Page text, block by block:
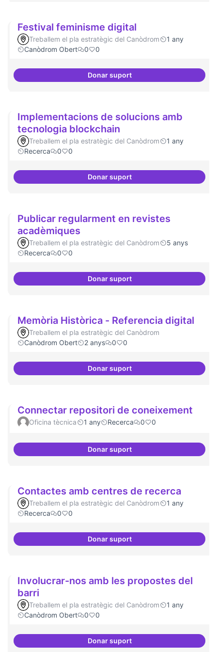
Festival feminisme digital
Treballem el pla estratègic del Canòdrom
1 any
Canòdrom Obert
0 0
Donar suportFestival feminisme digital
Implementacions de solucions amb
tecnologia blockchain
Treballem el pla estratègic del Canòdrom
1 any
Recerca
0 0
Donar suportImplementacions de solucions
Publicar regularment en revistes
acadèmiques
Treballem el pla estratègic del Canòdrom
5 anys
Recerca
0 0
Donar suportPublicar regularment en
Memòria Històrica - Referencia digital
Treballem el pla estratègic del Canòdrom
Canòdrom Obert
2 anys 0 0
Donar suportMemòria Històrica - Referencia
Connectar repositori de coneixement
Oficina tècnica 1 any Recerca 0 0
Donar suportConnectar repositori de
Contactes amb centres de recerca
Treballem el pla estratègic del Canòdrom
1 any
Recerca
0 0
Donar suportContactes amb centres de
Involucrar-nos amb les propostes del
barri
Treballem el pla estratègic del Canòdrom
1 any
Canòdrom Obert
0 0
Donar suportInvolucrar-nos amb les